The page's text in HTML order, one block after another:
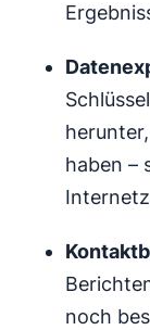
haben –
noch